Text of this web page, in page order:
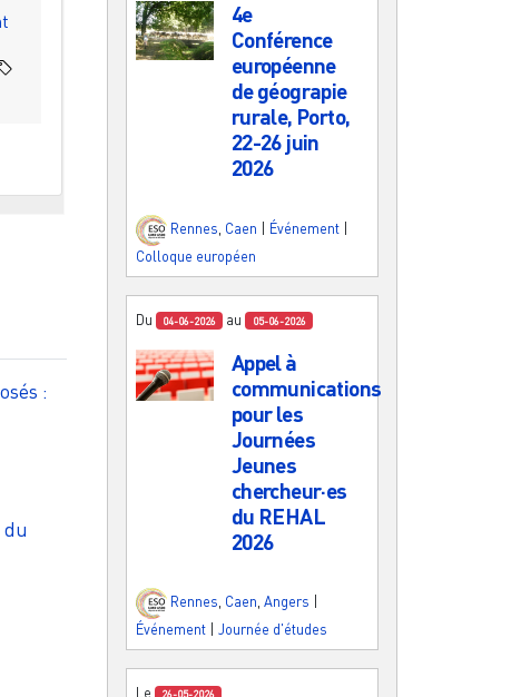
:
4e
Conférence
européenne
de géograpie
rurale, Porto,
22-26 juin
2026
Rennes Caen Événement
Colloque européen
Du 04-06-2026 au 05-06-2026
Appel à
communications
pour les
Journées
Jeunes
chercheur·es
du REHAL
2026
Rennes, Caen, Angers
Événement
Journée d'études
Le 26-05-2026